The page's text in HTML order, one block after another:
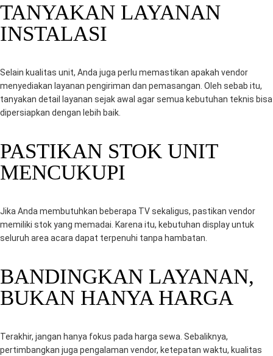
TANYAKAN LAYANAN
INSTALASI
Selain kualitas unit, Anda juga perlu memastikan apakah vendor
menyediakan layanan pengiriman dan pemasangan. Oleh sebab itu,
tanyakan detail layanan sejak awal agar semua kebutuhan teknis bisa
dipersiapkan dengan lebih baik.
PASTIKAN STOK UNIT
MENCUKUPI
Jika Anda membutuhkan beberapa TV sekaligus, pastikan vendor
memiliki stok yang memadai. Karena itu, kebutuhan display untuk
seluruh area acara dapat terpenuhi tanpa hambatan.
BANDINGKAN LAYANAN,
BUKAN HANYA HARGA
Terakhir, jangan hanya fokus pada harga sewa. Sebaliknya,
pertimbangkan juga pengalaman vendor, ketepatan waktu, kualitas